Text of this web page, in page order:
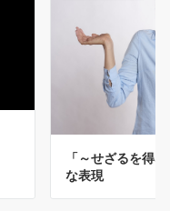
「～せざるを得
な表現